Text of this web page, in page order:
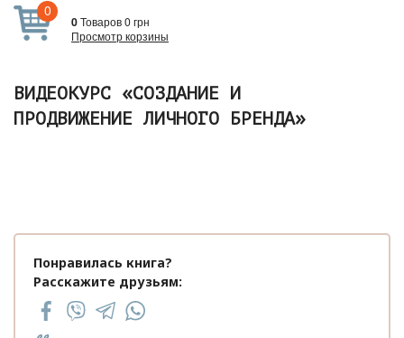
0
0Товаров0грн
Просмотр корзины
ВИДЕОКУРС «СОЗДАНИЕ И
ПРОДВИЖЕНИЕ ЛИЧНОГО БРЕНДА»
Понравилась книга?
Расскажите друзьям: